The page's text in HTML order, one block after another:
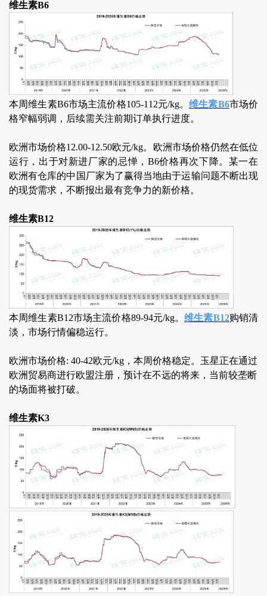
维生素B6
本周维生素B6市场主流价格105-112元/kg。维生素B6市场价
格窄幅弱调，后续需关注前期订单执行进度。
欧洲市场价格12.00-12.50欧元/kg。欧洲市场价格仍然在低位
运行，出于对新进厂家的忌惮，B6价格再次下降。某一在
欧洲有仓库的中国厂家为了赢得当地由于运输问题不断出现
的现货需求，不断报出最有竞争力的新价格。
维生素B12
本周维生素B12市场主流价格89-94元/kg。维生素B12购销清
淡，市场行情偏稳运行。
欧洲市场价格: 40-42欧元/kg，本周价格稳定。玉星正在通过
欧洲贸易商进行欧盟注册，预计在不远的将来，当前较垄断
的场面将被打破。
维生素K3